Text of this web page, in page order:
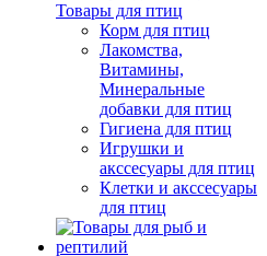
Товары для птиц
Корм для птиц
Лакомства,
Витамины,
Минеральные
добавки для птиц
Гигиена для птиц
Игрушки и
акссесуары для птиц
Клетки и акссесуары
для птиц